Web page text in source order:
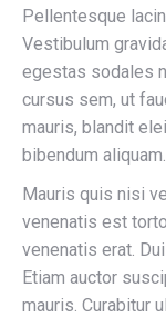
Pellentesque
Vestibulum
egestas sodales
cursus sem, ut
mauris, blandit
bibendum aliquam.
Mauris quis nisi
venenatis est
venenatis erat.
Etiam auctor
mauris. Curabitur